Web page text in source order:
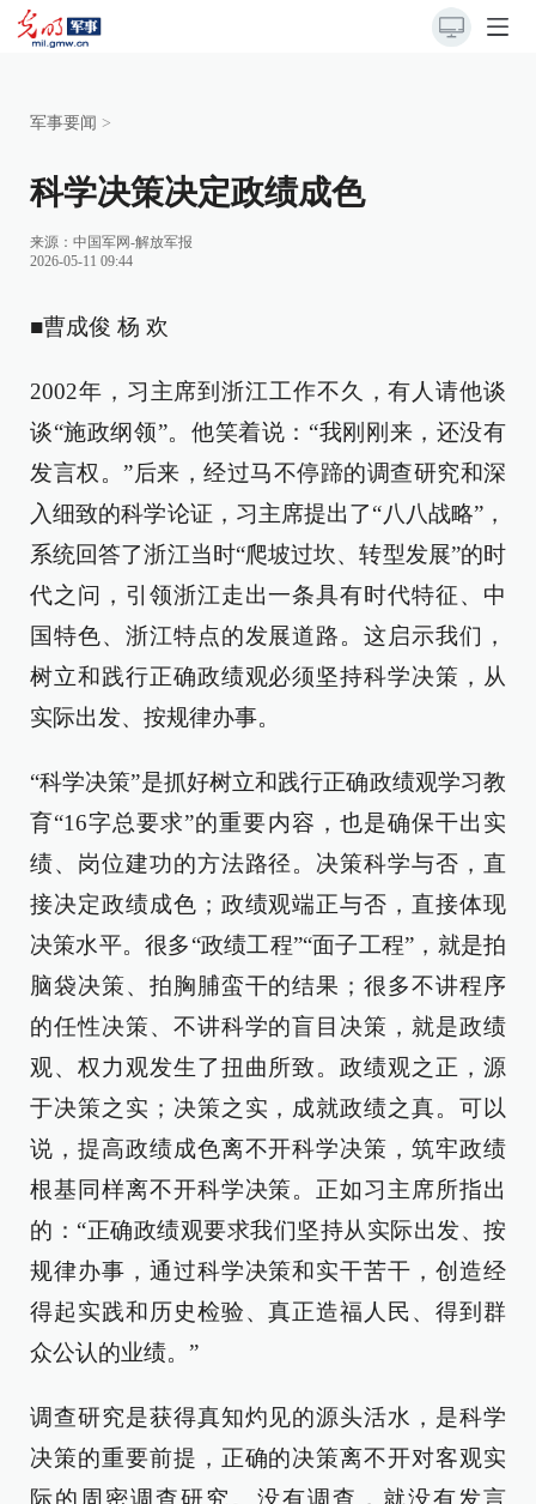
军事要闻 >
科学决策决定政绩成色
来源： 中国军网-解放军报
2026-05-11 09:44
■曹成俊 杨 欢
2002年，习主席到浙江工作不久，有人请他谈
谈“施政纲领”。他笑着说：“我刚刚来，还没有
发言权。”后来，经过马不停蹄的调查研究和深
入细致的科学论证，习主席提出了“八八战略”，
系统回答了浙江当时“爬坡过坎、转型发展”的时
代之问，引领浙江走出一条具有时代特征、中
国特色、浙江特点的发展道路。这启示我们，
树立和践行正确政绩观必须坚持科学决策，从
实际出发、按规律办事。
“科学决策”是抓好树立和践行正确政绩观学习教
育“16字总要求”的重要内容，也是确保干出实
绩、岗位建功的方法路径。决策科学与否，直
接决定政绩成色；政绩观端正与否，直接体现
决策水平。很多“政绩工程”“面子工程”，就是拍
脑袋决策、拍胸脯蛮干的结果；很多不讲程序
的任性决策、不讲科学的盲目决策，就是政绩
观、权力观发生了扭曲所致。政绩观之正，源
于决策之实；决策之实，成就政绩之真。可以
说，提高政绩成色离不开科学决策，筑牢政绩
根基同样离不开科学决策。正如习主席所指出
的：“正确政绩观要求我们坚持从实际出发、按
规律办事，通过科学决策和实干苦干，创造经
得起实践和历史检验、真正造福人民、得到群
众公认的业绩。”
调查研究是获得真知灼见的源头活水，是科学
决策的重要前提，正确的决策离不开对客观实
际的周密调查研究。没有调查，就没有发言